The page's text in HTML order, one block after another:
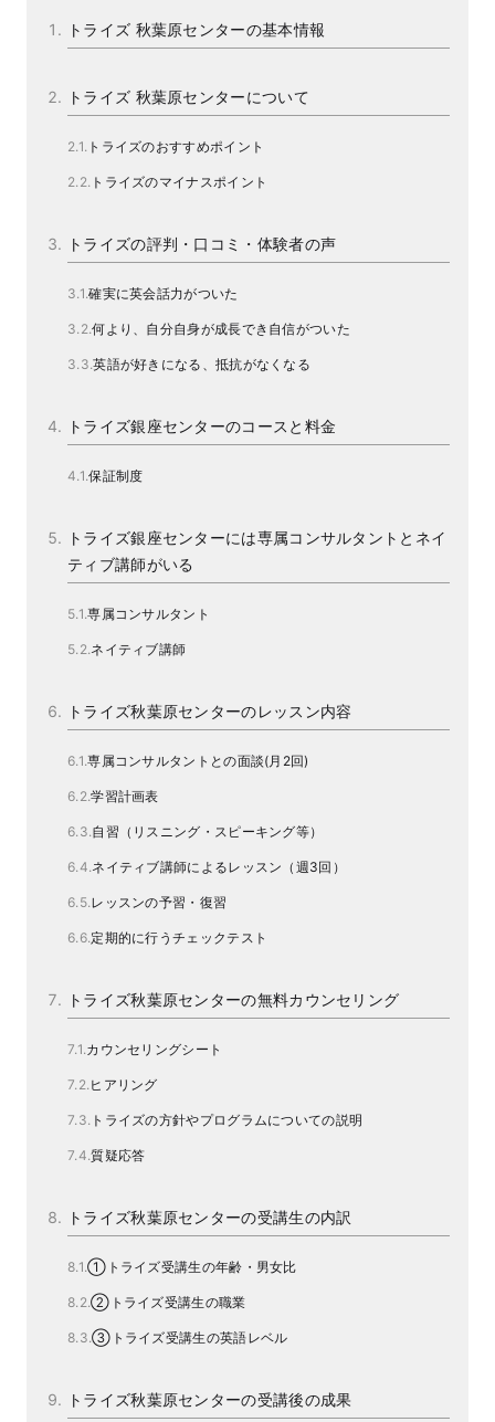
トライズ 秋葉原センターの基本情報
トライズ 秋葉原センターについて
トライズのおすすめポイント
トライズのマイナスポイント
トライズの評判・口コミ・体験者の声
確実に英会話力がついた
何より、自分自身が成長でき自信がついた
英語が好きになる、抵抗がなくなる
トライズ銀座センターのコースと料金
保証制度
トライズ銀座センターには専属コンサルタントとネイ
ティブ講師がいる
専属コンサルタント
ネイティブ講師
トライズ秋葉原センターのレッスン内容
専属コンサルタントとの面談(月2回)
学習計画表
自習（リスニング・スピーキング等）
ネイティブ講師によるレッスン（週3回）
レッスンの予習・復習
定期的に行うチェックテスト
トライズ秋葉原センターの無料カウンセリング
カウンセリングシート
ヒアリング
トライズの方針やプログラムについての説明
質疑応答
トライズ秋葉原センターの受講生の内訳
①トライズ受講生の年齢・男女比
②トライズ受講生の職業
③トライズ受講生の英語レベル
トライズ秋葉原センターの受講後の成果